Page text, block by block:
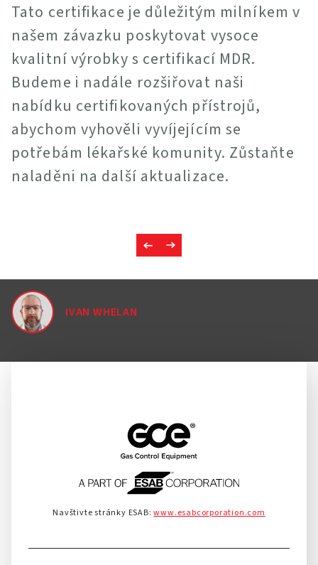
Tato certifikace je důležitým milníkem v
našem závazku poskytovat vysoce
kvalitní výrobky s certifikací MDR.
Budeme i nadále rozšiřovat naši
nabídku certifikovaných přístrojů,
abychom vyhověli vyvíjejícím se
potřebám lékařské komunity. Zůstaňte
naladěni na další aktualizace.
IVAN WHELAN
Navštivte stránky ESAB: www.esabcorporation.com